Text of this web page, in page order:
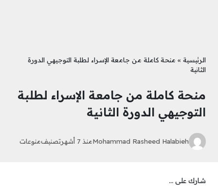
الرئيسية » منحة كاملة من جامعة الإسراء لطلبة التوجيهي الدورة
الثانية
منحة كاملة من جامعة الإسراء لطلبة
التوجيهي الدورة الثانية
Mohammad Rasheed Halabiehمنذ 7 أشهر تصنيفمنوعات
شارك على ...